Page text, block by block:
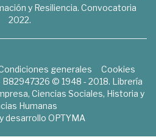
y Resiliencia. Convocatoria
2022.
generales
Cookies
B82947326 © 1948 - 2018. Librería
Ciencias Sociales, Historia y
Humanas
desarrollo OPTYMA